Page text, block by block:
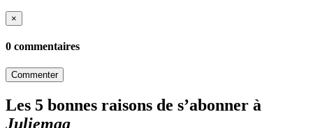
×
0 commentaires
Commenter
Les 5 bonnes raisons de s’abonner à
Juliemag